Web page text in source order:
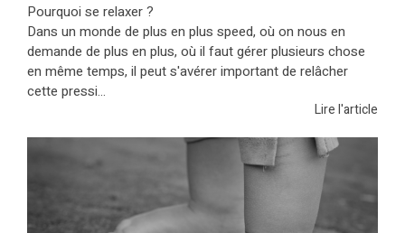
Pourquoi se relaxer ?
Dans un monde de plus en plus speed, où on nous en
demande de plus en plus, où il faut gérer plusieurs chose
en même temps, il peut s'avérer important de relâcher
cette pressi...
Lire l'article